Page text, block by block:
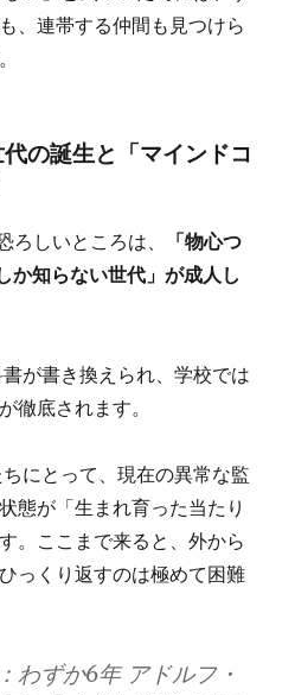
、連帯する仲間も見つけら
の誕生と「マインドコ
ろしいところは、
「物心つ
か知らない世代」が成人し
が書き換えられ、学校では
徹底されます。
にとって、現在の異常な監
態が「生まれ育った当たり
。ここまで来ると、外から
っくり返すのは極めて困難
わずか6年アドルフ・